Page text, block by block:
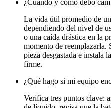
¿Cuándo y cómo debo
La vida útil promedio de
dependiendo del nivel de
o una caída drástica en la
momento de reemplazarla.
pieza desgastada e instala
firme.
¿Qué hago si mi equipo
Verifica tres puntos clave: